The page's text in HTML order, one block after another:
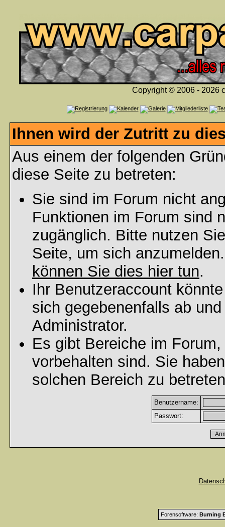
Copyright © 2006 - 2026
Ihnen wird der Zutritt zu
Aus einem der folgenden
diese Seite zu betreten:
Sie sind im Forum nicht
Funktionen im Forum sind
zugänglich. Bitte nutzen
Seite, um sich
können Sie dies hier tun.
Ihr Benutzeraccount
sich gegebenenfalls ab
Administrator.
Es gibt Bereiche im
vorbehalten sind. Sie
solchen Bereich zu
Benutzername:
Passwort:
Forensoftware: Burning